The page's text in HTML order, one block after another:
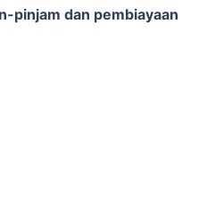
pinjam dan pembiayaan